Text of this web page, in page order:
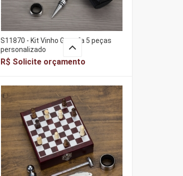
S11870 - Kit Vinho Garrafa 5 peças
personalizado
R$ Solicite orçamento